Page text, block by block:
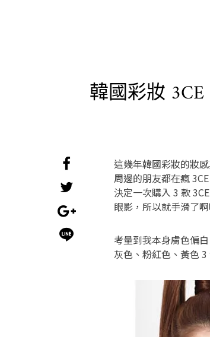
韓國彩妝
這幾年韓國彩妝的妝
周邊的朋友都在瘋
決定一次購入 3 款
眼影，所以就手滑了
考量到我本身膚色偏
灰色、粉紅色、黃色